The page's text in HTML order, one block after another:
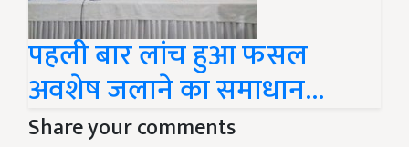
पहली बार लांच हुआ फसल
अवशेष जलाने का समाधान...
Share your comments